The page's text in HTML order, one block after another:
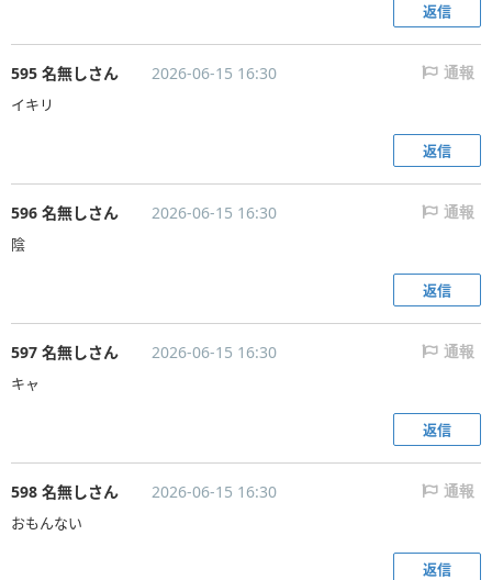
返信
595 名無しさん 2026-06-15 16:30 通報
イキリ
返信
596 名無しさん 2026-06-15 16:30 通報
陰
返信
597 名無しさん 2026-06-15 16:30 通報
キャ
返信
598 名無しさん 2026-06-15 16:30 通報
おもんない
返信